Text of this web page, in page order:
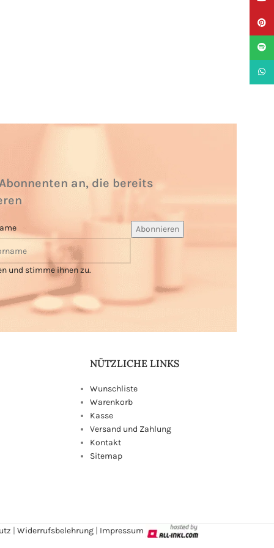
an, die bereits
und stimme ihnen zu.
NÜTZLICHE LINKS
Wunschliste
Warenkorb
Kasse
Versand und Zahlung
Kontakt
Sitemap
| Widerrufsbelehrung | Impressum